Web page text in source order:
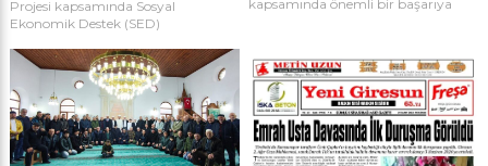
Projesi kapsamında Sosyal
Ekonomik Destek (SED)
çocuklara yönelik bilgilendirme ve
tanıtım faaliyeti gerçekleştirildi.
kapsamında önemli bir başarıya